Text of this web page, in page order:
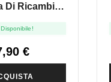
Di Ricambio -
Disponibile!
€